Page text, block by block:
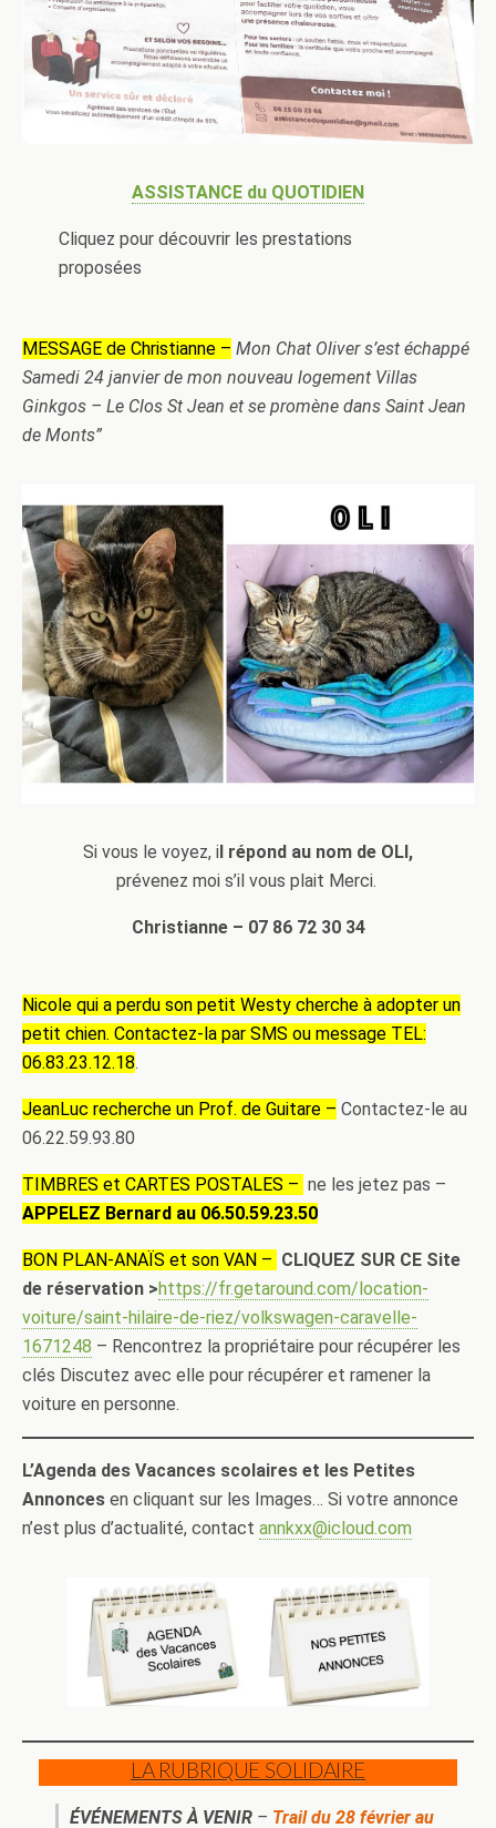
ASSISTANCE du QUOTIDIEN
Cliquez pour découvrir les prestations
proposées
MESSAGE de Christianne – Mon Chat Oliver s’est échappé
Samedi 24 janvier de mon nouveau logement Villas
Ginkgos – Le Clos St Jean et se promène dans Saint Jean
de Monts”
Si vous le voyez, il répond au nom de OLI,
prévenez moi s’il vous plait Merci.
Christianne – 07 86 72 30 34
Nicole qui a perdu son petit Westy cherche à adopter un
petit chien. Contactez-la par SMS ou message TEL:
‭06.83.23.12.18‬.
JeanLuc recherche un Prof. de Guitare – Contactez-le au
06.22.59.93.80
TIMBRES et CARTES POSTALES – ne les jetez pas –
APPELEZ Bernard au 06.50.59.23.50
BON PLAN-ANAÏS et son VAN – CLIQUEZ SUR CE Site
de réservation >https://fr.getaround.com/location-
voiture/saint-hilaire-de-riez/volkswagen-caravelle-
1671248 – Rencontrez la propriétaire pour récupérer les
clés Discutez avec elle pour récupérer et ramener la
voiture en personne.
L’Agenda des Vacances scolaires et les Petites
Annonces en cliquant sur les Images… Si votre annonce
n’est plus d’actualité, contact annkxx@icloud.com
LA RUBRIQUE SOLIDAIRE
ÉVÉNEMENTS À VENIR – Trail du 28 février au